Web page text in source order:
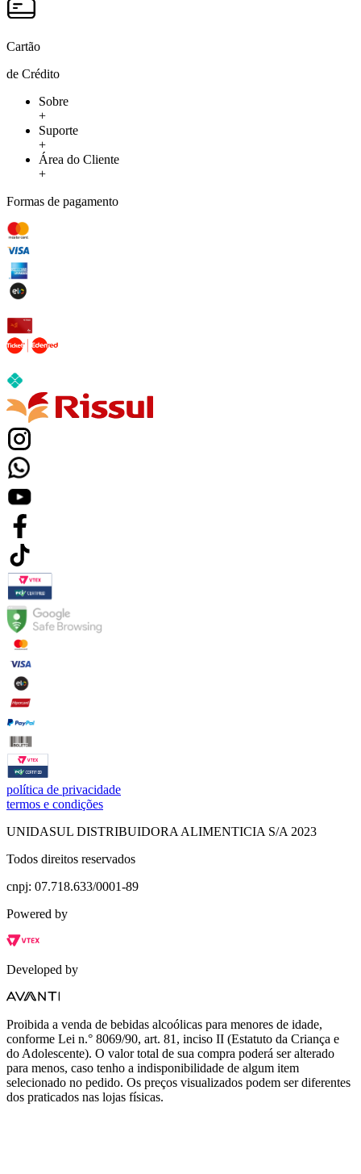
Cartão
de Crédito
Sobre
+
Suporte
+
Área do Cliente
+
Formas de pagamento
política de privacidade
termos e condições
UNIDASUL DISTRIBUIDORA ALIMENTICIA S/A 2023
Todos direitos reservados
cnpj: 07.718.633/0001-89
Powered by
Developed by
Proibida a venda de bebidas alcoólicas para menores de idade,
conforme Lei n.° 8069/90, art. 81, inciso II (Estatuto da Criança e
do Adolescente). O valor total de sua compra poderá ser alterado
para menos, caso tenho a indisponibilidade de algum item
selecionado no pedido. Os preços visualizados podem ser diferentes
dos praticados nas lojas físicas.